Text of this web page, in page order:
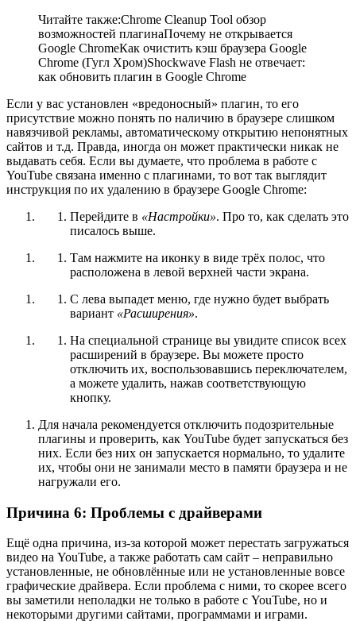
Читайте также:Chrome Cleanup Tool обзор
возможностей плагинаПочему не открывается
Google ChromeКак очистить кэш браузера Google
Chrome (Гугл Хром)Shockwave Flash не отвечает:
как обновить плагин в Google Chrome
Если у вас установлен «вредоносный» плагин, то его
присутствие можно понять по наличию в браузере слишком
навязчивой рекламы, автоматическому открытию непонятных
сайтов и т.д. Правда, иногда он может практически никак не
выдавать себя. Если вы думаете, что проблема в работе с
YouTube связана именно с плагинами, то вот так выглядит
инструкция по их удалению в браузере Google Chrome:
Перейдите в «Настройки». Про то, как сделать это
писалось выше.
Там нажмите на иконку в виде трёх полос, что
расположена в левой верхней части экрана.
С лева выпадет меню, где нужно будет выбрать
вариант «Расширения».
На специальной странице вы увидите список всех
расширений в браузере. Вы можете просто
отключить их, воспользовавшись переключателем,
а можете удалить, нажав соответствующую
кнопку.
Для начала рекомендуется отключить подозрительные
плагины и проверить, как YouTube будет запускаться без
них. Если без них он запускается нормально, то удалите
их, чтобы они не занимали место в памяти браузера и не
нагружали его.
Причина 6: Проблемы с драйверами
Ещё одна причина, из-за которой может перестать загружаться
видео на YouTube, а также работать сам сайт – неправильно
установленные, не обновлённые или не установленные вовсе
графические драйвера. Если проблема с ними, то скорее всего
вы заметили неполадки не только в работе с YouTube, но и
некоторыми другими сайтами, программами и играми.